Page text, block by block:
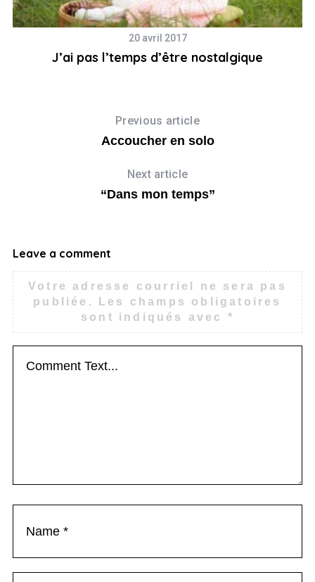
20 avril 2017
J’ai pas l’temps d’être nostalgique
Previous article
Accoucher en solo
Next article
“Dans mon temps”
Leave a comment
Votre adresse courriel ne sera pas
publiée.
Les champs obligatoires
sont indiqués avec *